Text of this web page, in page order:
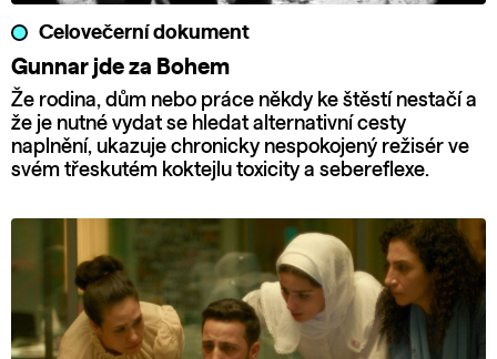
Celovečerní dokument
Gunnar jde za Bohem
Že rodina, dům nebo práce někdy ke štěstí nestačí a
že je nutné vydat se hledat alternativní cesty
naplnění, ukazuje chronicky nespokojený režisér ve
svém třeskutém koktejlu toxicity a sebereflexe.